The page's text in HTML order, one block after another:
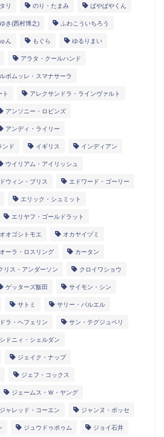
リ のり・たまみ ぱやぱやくん
き(西村博之) ふわこういちろう
ん もぐら ゆるりまい
アラタ・クールハンド
ボムッレ・スマナサーラ
ト アレクサンドラ・ラインヴァルト
アンソニー・ロビンズ
アンディ・ライリー
ンド イギリス インディアン
ウイリアム・アイリッシュ
ウィン・ブリス エドワード・ゴーリー
エリック・シュミット
エリヤフ・ゴールドラット
オオゴシトモエ オカヤイヅミ
オーラ・ロスリング カータン
リス・アンダーソン クロイワショウ
ゲッターズ飯田 サイモン・シン
サトミ サリー・バルエル
ラ・ヘフェリン サン・テグジュペリ
シドニィ・シェルダン
ジェイク・ナップ
ジェフ・コックス
ジェームス・Ｗ・ヤング
ジャレッド・コーエン ジャンヌ・ボッセ
ジュウドゥポゥム ジョイ石井